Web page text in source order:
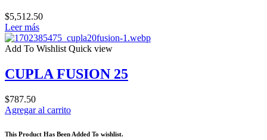
$5,512.50
Leer más
Add To Wishlist Quick view
CUPLA FUSION 25
$787.50
Agregar al carrito
This Product Has Been Added To wishlist.